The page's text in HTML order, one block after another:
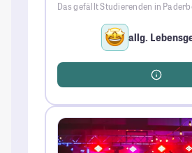
Das gefällt Studierenden in
allg.